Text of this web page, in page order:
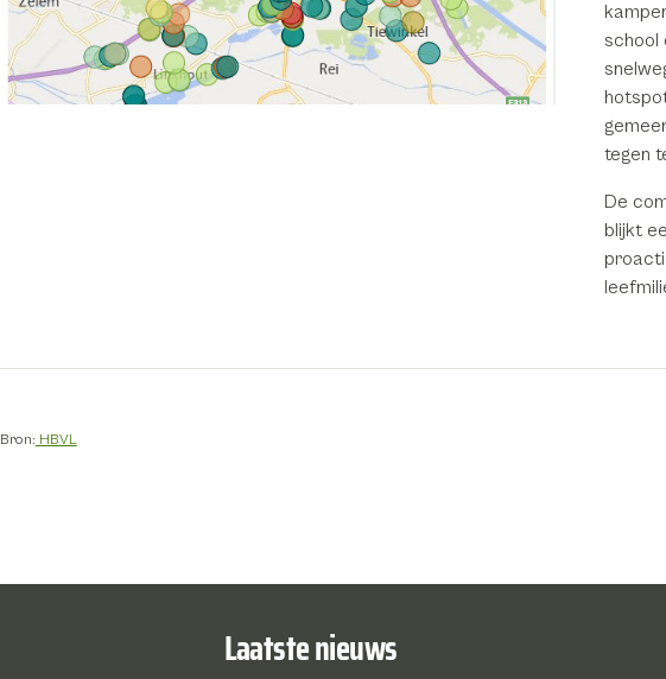
school
tegen
De
blijkt
Bron: HBVL
Laatste nieuws